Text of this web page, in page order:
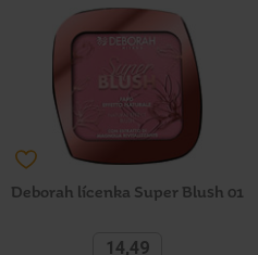
Deborah lícenka Super Blush 01
14,49